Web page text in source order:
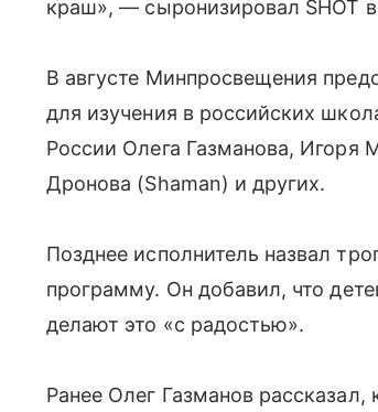
краш», — сыронизировал SHOT в
В августе Минпросвещения
для изучения в российских
России Олега Газманова, Игоря
Дронова (Shaman) и других.
Позднее исполнитель назвал
программу. Он добавил, что
делают это «с радостью».
Ранее Олег Газманов рассказал,